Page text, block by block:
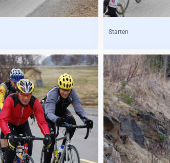
Starten